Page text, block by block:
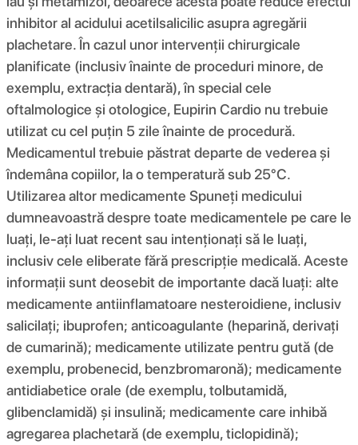
inhibitor al acidului acetilsalicilic asupra agregării
plachetare. În cazul unor intervenții chirurgicale
planificate (inclusiv înainte de proceduri minore, de
exemplu, extracția dentară), în special cele
oftalmologice și otologice, Eupirin Cardio nu trebuie
utilizat cu cel puțin 5 zile înainte de procedură.
Medicamentul trebuie păstrat departe de vederea și
îndemâna copiilor, la o temperatură sub 25°C.
Utilizarea altor medicamente Spuneți medicului
dumneavoastră despre toate medicamentele pe care le
luați, le-ați luat recent sau intenționați să le luați,
inclusiv cele eliberate fără prescripție medicală. Aceste
informații sunt deosebit de importante dacă luați: alte
medicamente antiinflamatoare nesteroidiene, inclusiv
salicilați; ibuprofen; anticoagulante (heparină, derivați
de cumarină); medicamente utilizate pentru gută (de
exemplu, probenecid, benzbromaronă); medicamente
antidiabetice orale (de exemplu, tolbutamidă,
glibenclamidă) și insulină; medicamente care inhibă
agregarea plachetară (de exemplu, ticlopidină);